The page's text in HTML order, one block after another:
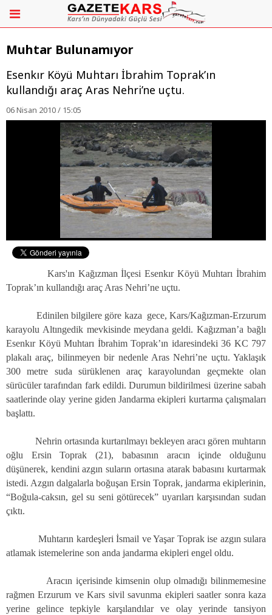
Muhtar Bulunamıyor
Esenkır Köyü Muhtarı İbrahim Toprak’ın
kullandığı araç Aras Nehri’ne uçtu.
06 Nisan 2010 / 15:05
Kars'ın Kağızman İlçesi Esenkır Köyü Muhtarı İbrahim
Toprak’ın kullandığı araç Aras Nehri’ne uçtu.
Edinilen bilgilere göre kaza gece, Kars/Kağızman-Erzurum
karayolu Altıngedik mevkisinde meydana geldi. Kağızman’a bağlı
Esenkır Köyü Muhtarı İbrahim Toprak’ın idaresindeki 36 KC 797
plakalı araç, bilinmeyen bir nedenle Aras Nehri’ne uçtu. Yaklaşık
300 metre suda sürüklenen araç karayolundan geçmekte olan
sürücüler tarafından fark edildi. Durumun bildirilmesi üzerine sabah
saatlerinde olay yerine giden Jandarma ekipleri kurtarma çalışmaları
başlattı.
Nehrin ortasında kurtarılmayı bekleyen aracı gören muhtarın
oğlu Ersin Toprak (21), babasının aracın içinde olduğunu
düşünerek, kendini azgın suların ortasına atarak babasını kurtarmak
istedi. Azgın dalgalarla boğuşan Ersin Toprak, jandarma ekiplerinin,
“Boğula-caksın, gel su seni götürecek” uyarıları karşısından sudan
çıktı.
Muhtarın kardeşleri İsmail ve Yaşar Toprak ise azgın sulara
atlamak istemelerine son anda jandarma ekipleri engel oldu.
Aracın içerisinde kimsenin olup olmadığı bilinmemesine
rağmen Erzurum ve Kars sivil savunma ekipleri saatler sonra kaza
yerine gelince tepkiyle karşılandılar ve olay yerinde tansiyon